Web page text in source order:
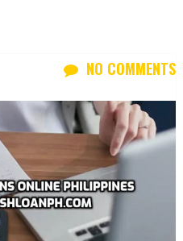
NO COMMENTS